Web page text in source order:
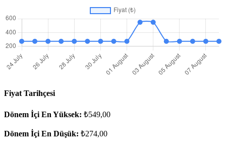
Fiyat Tarihçesi
Dönem İçi En Yüksek: ₺549,00
Dönem İçi En Düşük: ₺274,00